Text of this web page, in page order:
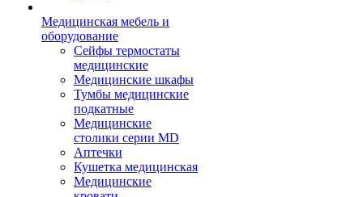
Медицинская мебель и
оборудование
Сейфы термостаты
медицинские
Медицинские шкафы
Тумбы медицинские
подкатные
Медицинские
столики серии MD
Аптечки
Кушетка медицинская
Медицинские